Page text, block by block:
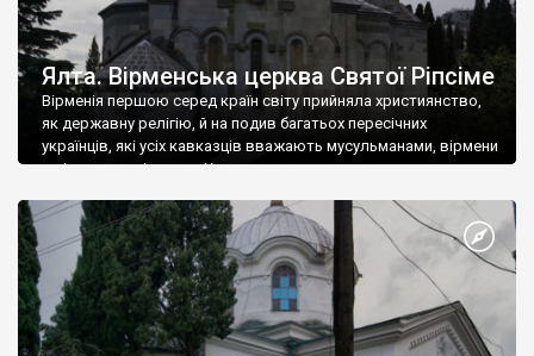
Ялта. Вірменська церква Святої Ріпсіме
Вірменія першою серед країн світу прийняла християнство,
як державну релігію, й на подив багатьох пересічних
українців, які усіх кавказців вважають мусульманами, вірмени
є відданими вірянами Христа